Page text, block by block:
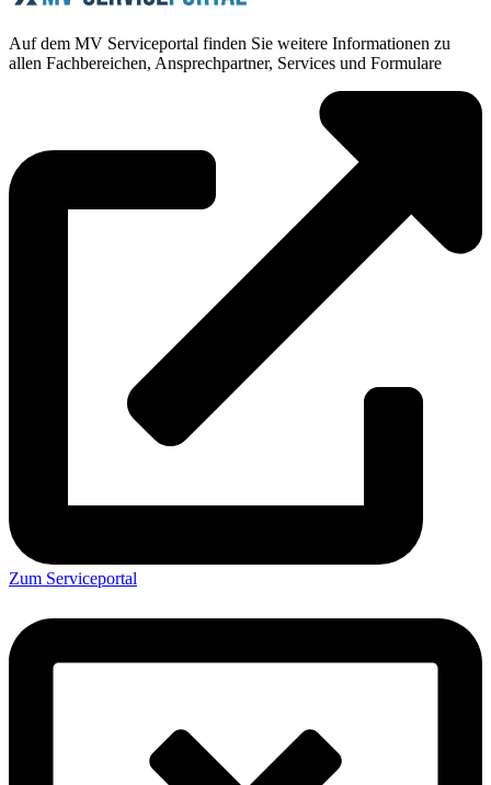
Auf dem MV Serviceportal finden Sie weitere Informationen zu
allen Fachbereichen, Ansprechpartner, Services und Formulare
Zum Serviceportal